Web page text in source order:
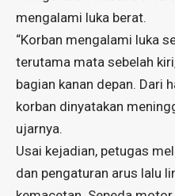
mengalami luka berat.
“Korban mengalami luka
terutama mata sebelah
bagian kanan depan. Dari
korban dinyatakan
ujarnya.
Usai kejadian, petugas
dan pengaturan arus lalu